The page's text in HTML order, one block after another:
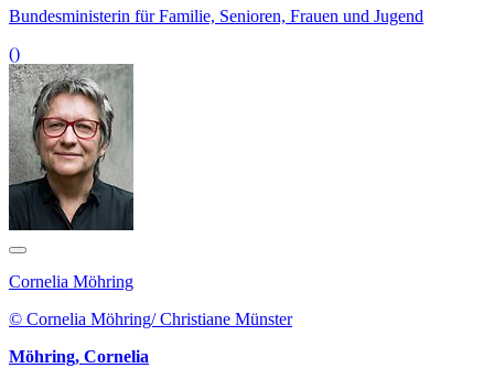
Bundesministerin für Familie, Senioren, Frauen und Jugend
()
Cornelia Möhring
© Cornelia Möhring/ Christiane Münster
Möhring, Cornelia